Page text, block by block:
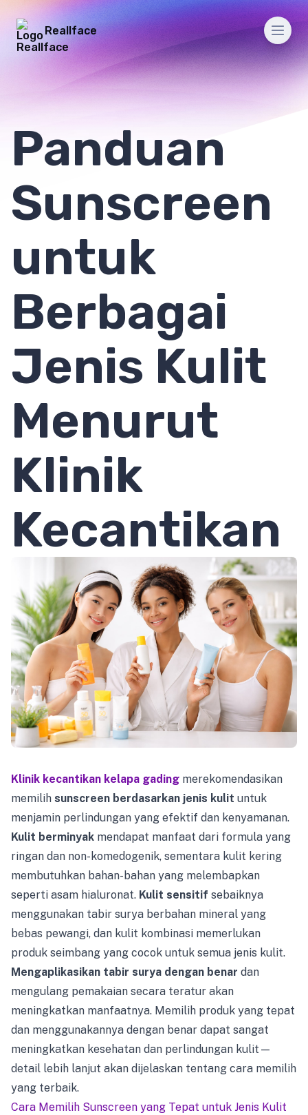
Reallface
Panduan
Sunscreen
untuk
Berbagai
Jenis Kulit
Menurut
Klinik
Kecantikan
Klinik kecantikan kelapa gading merekomendasikan
memilih sunscreen berdasarkan jenis kulit untuk
menjamin perlindungan yang efektif dan kenyamanan.
Kulit berminyak mendapat manfaat dari formula yang
ringan dan non-komedogenik, sementara kulit kering
membutuhkan bahan-bahan yang melembapkan
seperti asam hialuronat. Kulit sensitif sebaiknya
menggunakan tabir surya berbahan mineral yang
bebas pewangi, dan kulit kombinasi memerlukan
produk seimbang yang cocok untuk semua jenis kulit.
Mengaplikasikan tabir surya dengan benar dan
mengulang pemakaian secara teratur akan
meningkatkan manfaatnya. Memilih produk yang tepat
dan menggunakannya dengan benar dapat sangat
meningkatkan kesehatan dan perlindungan kulit—
detail lebih lanjut akan dijelaskan tentang cara memilih
yang terbaik.
Cara Memilih Sunscreen yang Tepat untuk Jenis Kulit